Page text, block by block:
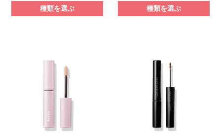
種類を選ぶ 種類を選ぶ